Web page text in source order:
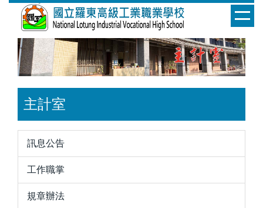
主計室
訊息公告
工作職掌
規章辦法